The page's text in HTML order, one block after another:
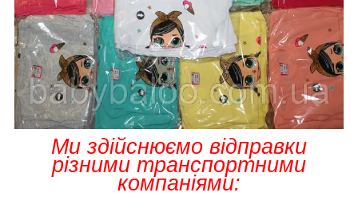
Ми здійснюємо відправки
різними транспортними
компаніями: